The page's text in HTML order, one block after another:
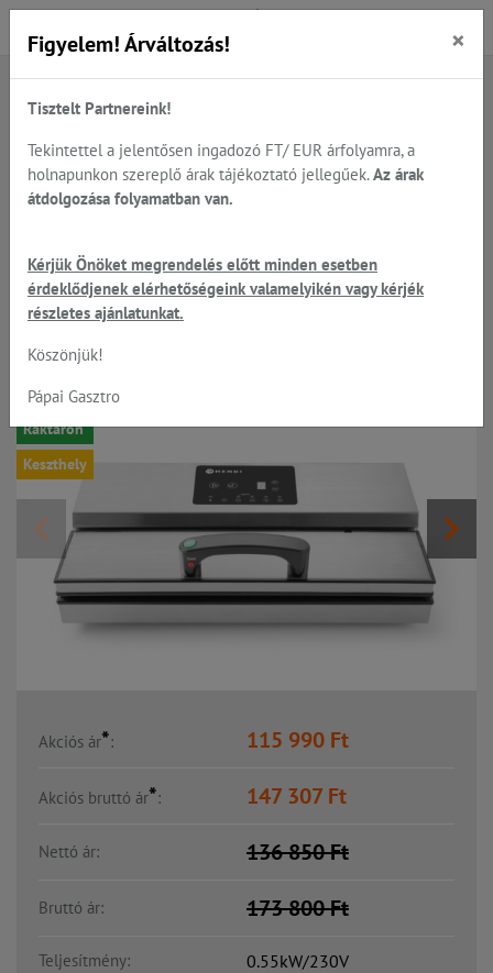
Főoldal Termékek
Vákuum csomagoló gépek - külső és kamrás gépek
Külső vákuumgépek
HENDI - asztali külső
vákuumcsomagoló gép
-15%
Raktáron
Keszthely
Akciós ár*: 115 990 Ft
Akciós bruttó ár*: 147 307 Ft
Nettó ár: 136 850Ft
Bruttó ár: 173 800Ft
Teljesítmény: 0.55kW/230V
Figyelem! Árváltozás! ×
Tisztelt Partnereink!
Tekintettel a jelentősen ingadozó FT/ EUR árfolyamra, a
holnapunkon szereplő árak tájékoztató jellegűek. Az árak
átdolgozása folyamatban van.
Kérjük Önöket megrendelés előtt minden esetben
érdeklődjenek elérhetőségeink valamelyikén vagy kérjék
részletes ajánlatunkat.
Köszönjük!
Pápai Gasztro